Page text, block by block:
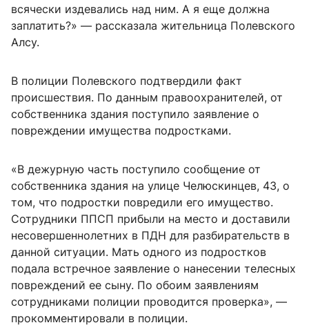
всячески издевались над ним. А я еще должна
заплатить?» — рассказала жительница Полевского
Алсу.
В полиции Полевского подтвердили факт
происшествия. По данным правоохранителей, от
собственника здания поступило заявление о
повреждении имущества подростками.
«В дежурную часть поступило сообщение от
собственника здания на улице Челюскинцев, 43, о
том, что подростки повредили его имущество.
Сотрудники ППСП прибыли на место и доставили
несовершеннолетних в ПДН для разбирательств в
данной ситуации. Мать одного из подростков
подала встречное заявление о нанесении телесных
повреждений ее сыну. По обоим заявлениям
сотрудниками полиции проводится проверка», —
прокомментировали в полиции.